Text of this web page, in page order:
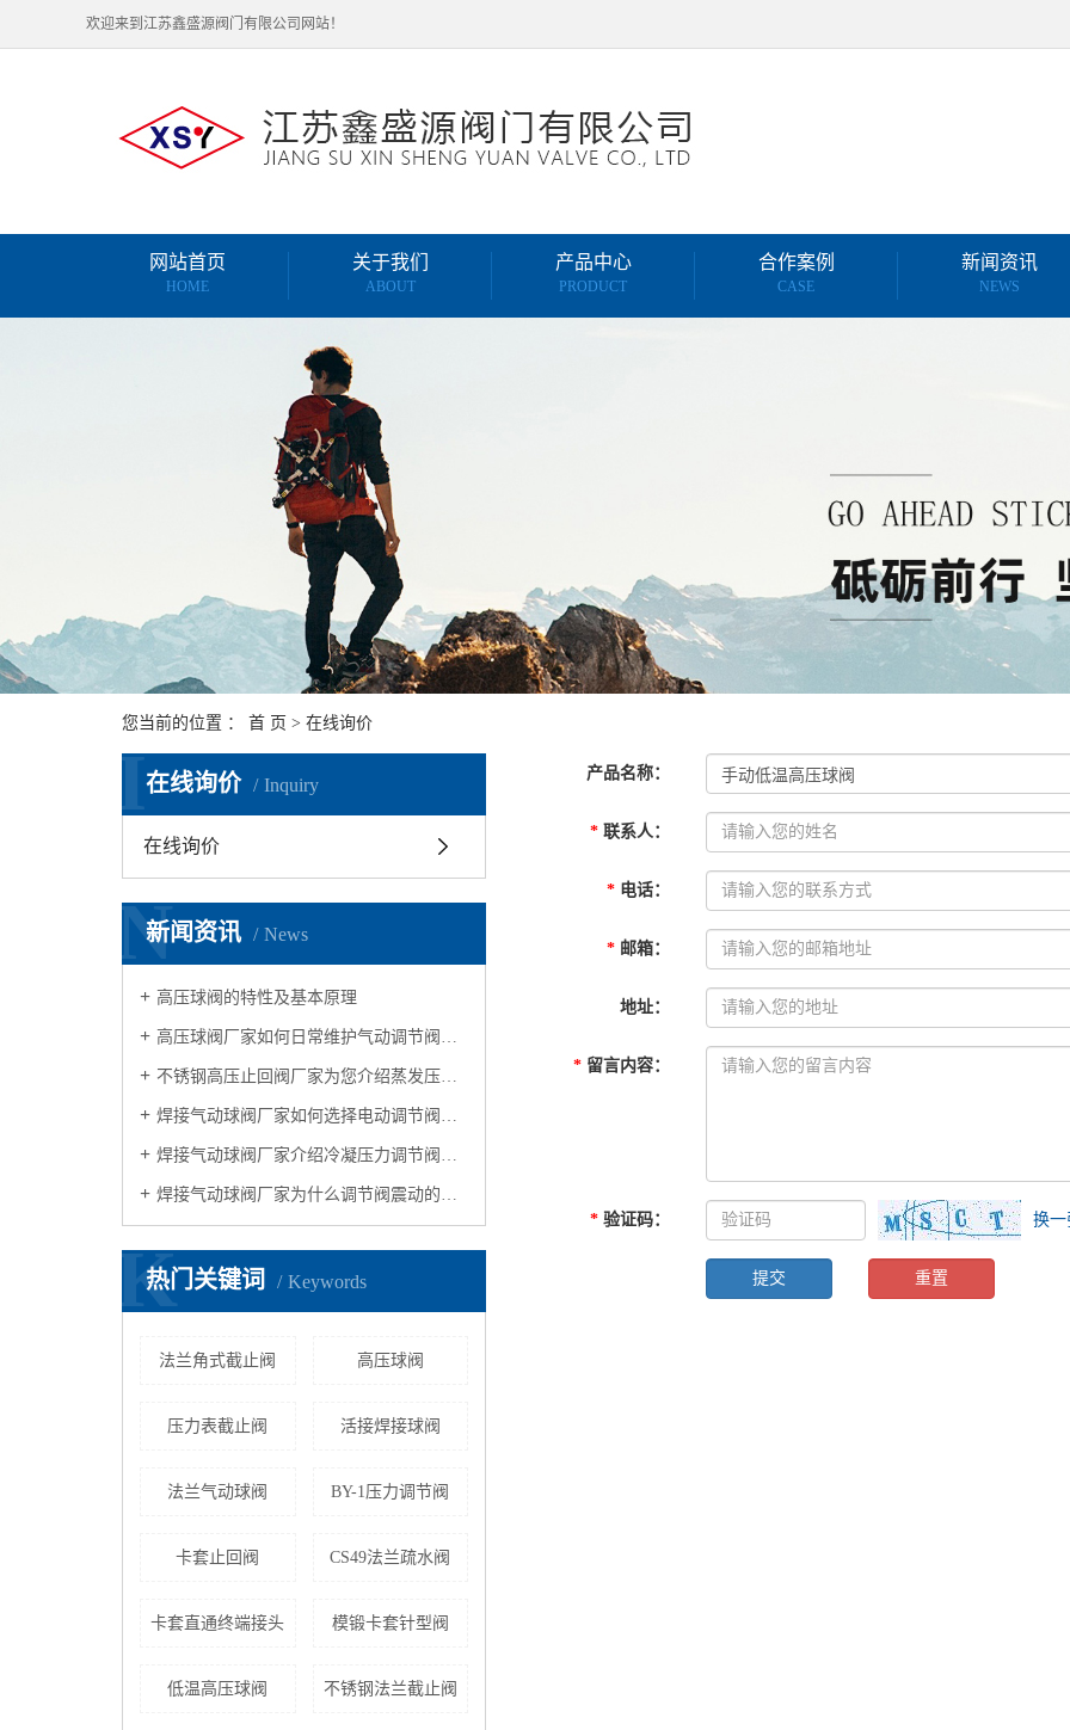
欢迎来到江苏鑫盛源阀门有限公司网站！
网站首页
HOME
关于我们
ABOUT
产品中心
PRODUCT
合作案例
CASE
新闻资讯
NEWS
您当前的位置 ： 首 页 > 在线询价
在线询价 Inquiry
I
在线询价
新闻资讯 News
N
高压球阀的特性及基本原理
高压球阀厂家如何日常维护气动调节阀和安装使用注意事项
不锈钢高压止回阀厂家为您介绍蒸发压力调节阀
焊接气动球阀厂家如何选择电动调节阀合适的口径大小
焊接气动球阀厂家介绍冷凝压力调节阀和吸气压力调节阀
焊接气动球阀厂家为什么调节阀震动的原因
热门关键词 Keywords
K
法兰角式截止阀 高压球阀
压力表截止阀 活接焊接球阀
法兰气动球阀 BY-1压力调节阀
卡套止回阀 CS49法兰疏水阀
卡套直通终端接头 模锻卡套针型阀
低温高压球阀 不锈钢法兰截止阀
产品名称：
* 联系人：
* 电话：
* 邮箱：
地址：
* 留言内容：
* 验证码： 换一